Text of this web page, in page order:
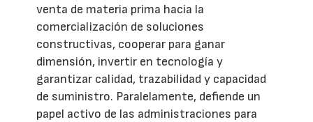
venta de materia prima hacia la
comercialización de soluciones
constructivas, cooperar para ganar
dimensión, invertir en tecnología y
garantizar calidad, trazabilidad y capacidad
de suministro. Paralelamente, defiende un
papel activo de las administraciones para